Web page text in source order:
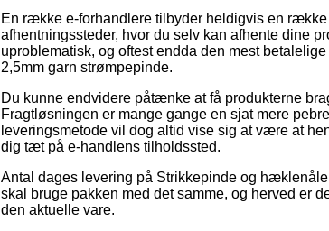
En række e-forhandlere tilbyder heldigvis en
afhentningssteder, hvor du selv kan afhente dine
uproblematisk, og oftest endda den mest
2,5mm garn strømpepinde.
Du kunne endvidere påtænke at få produkterne
Fragtløsningen er mange gange en sjat mere
leveringsmetode vil dog altid vise sig at være at
dig tæt på e-handlens tilholdssted.
Antal dages levering på Strikkepinde og
skal bruge pakken med det samme, og herved er
den aktuelle vare.